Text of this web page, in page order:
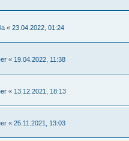
« 23.04.2022, 01:24
« 19.04.2022, 11:38
« 13.12.2021, 18:13
« 25.11.2021, 13:03